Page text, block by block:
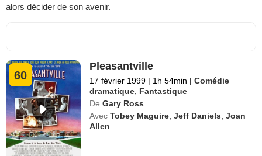
alors décider de son avenir.
60
Pleasantville
17 février 1999 | 1h 54min | Comédie
dramatique Fantastique
De Gary Ross
Avec Tobey Maguire ,Jeff Daniels ,Joan
Allen